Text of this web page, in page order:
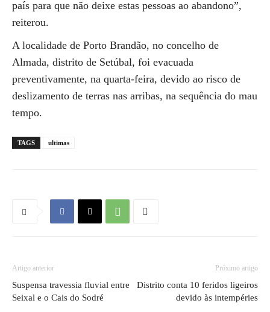
país para que não deixe estas pessoas ao abandono”,
reiterou.
A localidade de Porto Brandão, no concelho de
Almada, distrito de Setúbal, foi evacuada
preventivamente, na quarta-feira, devido ao risco de
deslizamento de terras nas arribas, na sequência do mau
tempo.
TAGS ultimas
Artigo anterior
Suspensa travessia fluvial entre
Seixal e o Cais do Sodré
Próximo artigo
Distrito conta 10 feridos ligeiros
devido às intempéries